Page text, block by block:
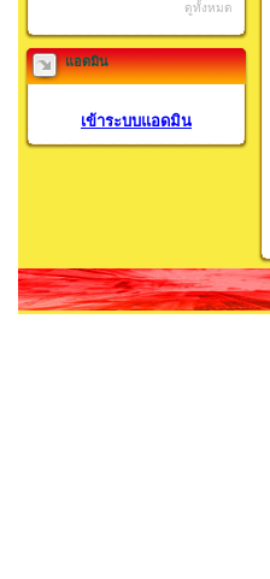
ดูทั้งหมด
แอดมิน
เข้าระบบแอดมิน